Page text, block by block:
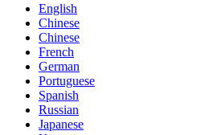
English
Chinese
Chinese
French
German
Portuguese
Spanish
Russian
Japanese